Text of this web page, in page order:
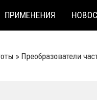
ПРИМЕНЕНИЯ
» Преобразователи